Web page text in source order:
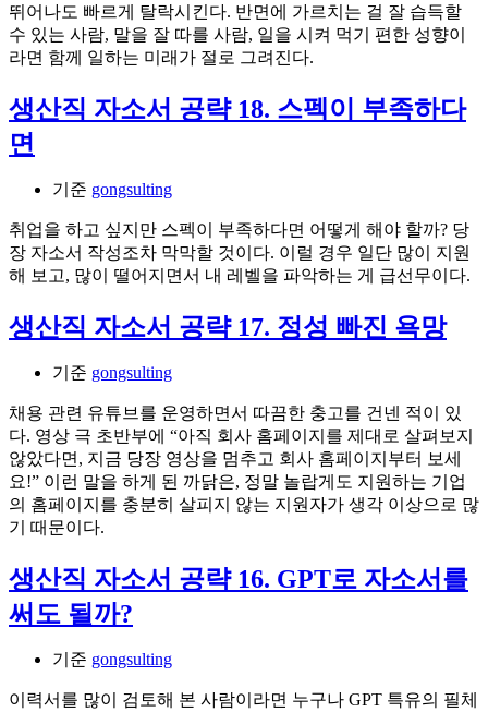
뛰어나도 빠르게 탈락시킨다. 반면에 가르치는 걸 잘 습득할
수 있는 사람, 말을 잘 따를 사람, 일을 시켜 먹기 편한 성향이
라면 함께 일하는 미래가 절로 그려진다.
생산직 자소서 공략 18. 스펙이 부족하다
면
기준 gongsulting
취업을 하고 싶지만 스펙이 부족하다면 어떻게 해야 할까? 당
장 자소서 작성조차 막막할 것이다. 이럴 경우 일단 많이 지원
해 보고, 많이 떨어지면서 내 레벨을 파악하는 게 급선무이다.
생산직 자소서 공략 17. 정성 빠진 욕망
기준 gongsulting
채용 관련 유튜브를 운영하면서 따끔한 충고를 건넨 적이 있
다. 영상 극 초반부에 “아직 회사 홈페이지를 제대로 살펴보지
않았다면, 지금 당장 영상을 멈추고 회사 홈페이지부터 보세
요!” 이런 말을 하게 된 까닭은, 정말 놀랍게도 지원하는 기업
의 홈페이지를 충분히 살피지 않는 지원자가 생각 이상으로 많
기 때문이다.
생산직 자소서 공략 16. GPT로 자소서를
써도 될까?
기준 gongsulting
이력서를 많이 검토해 본 사람이라면 누구나 GPT 특유의 필체